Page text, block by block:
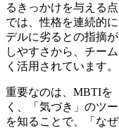
るきっかけを与える
では、性格を連続的
デルに劣るとの指摘
しやすさから、チー
く活用されています。
重要なのは、MBTIを
く、「気づき」のツ
を知ることで、「な